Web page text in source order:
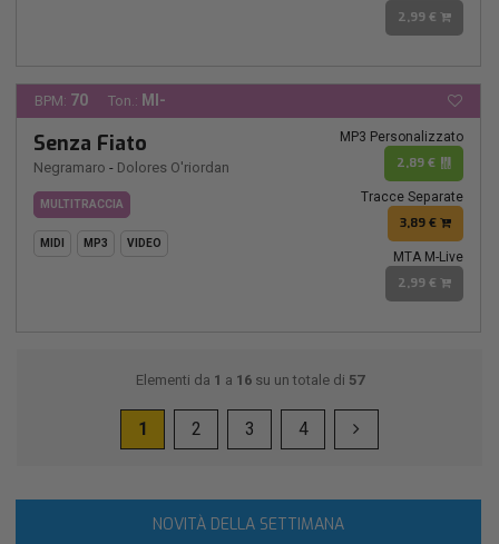
2,99 €
BPM: 70 Ton.: MI-
Senza Fiato
Negramaro - Dolores O'riordan
MULTITRACCIA
MIDI MP3 VIDEO
MP3 Personalizzato
2,89 €
Tracce Separate
3,89 €
MTA M-Live
2,99 €
Elementi da 1 a 16su un totale di 57
1 2 3 4
NOVITÀ DELLA SETTIMANA